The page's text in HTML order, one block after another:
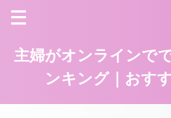
主婦がオンラインで
ンキング｜おす